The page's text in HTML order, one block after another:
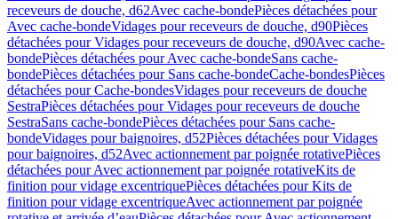
receveurs de douche, d62Avec cache-bondePièces détachées pour
Avec cache-bondeVidages pour receveurs de douche, d90Pièces
détachées pour Vidages pour receveurs de douche, d90Avec cache-
bondePièces détachées pour Avec cache-bondeSans cache-
bondePièces détachées pour Sans cache-bondeCache-bondesPièces
détachées pour Cache-bondesVidages pour receveurs de douche
SestraPièces détachées pour Vidages pour receveurs de douche
SestraSans cache-bondePièces détachées pour Sans cache-
bondeVidages pour baignoires, d52Pièces détachées pour Vidages
pour baignoires, d52Avec actionnement par poignée rotativePièces
détachées pour Avec actionnement par poignée rotativeKits de
finition pour vidage excentriquePièces détachées pour Kits de
finition pour vidage excentriqueAvec actionnement par poignée